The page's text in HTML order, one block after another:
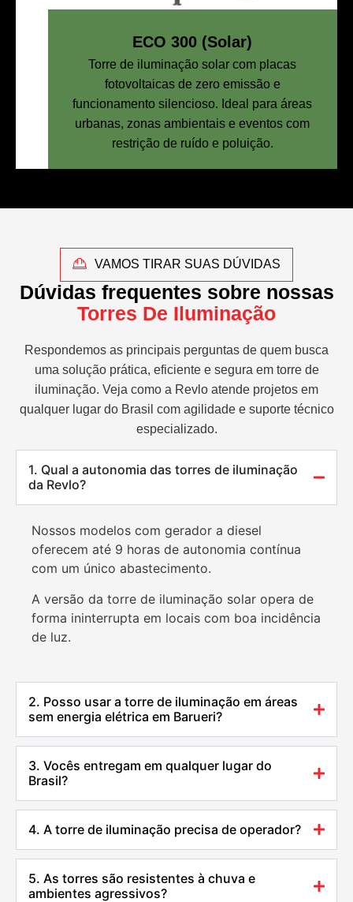
ECO 300 (Solar)
Torre de iluminação solar com placas
fotovoltaicas de zero emissão e
funcionamento silencioso. Ideal para áreas
urbanas, zonas ambientais e eventos com
restrição de ruído e poluição.
VAMOS TIRAR SUAS DÚVIDAS
Dúvidas frequentes sobre nossas
Torres De Iluminação
Respondemos as principais perguntas de quem busca
uma solução prática, eficiente e segura em torre de
iluminação. Veja como a Revlo atende projetos em
qualquer lugar do Brasil com agilidade e suporte técnico
especializado.
1. Qual a autonomia das torres de iluminação
da Revlo?
Nossos modelos com gerador a diesel
oferecem até 9 horas de autonomia contínua
com um único abastecimento.
A versão da torre de iluminação solar opera de
forma ininterrupta em locais com boa incidência
de luz.
2. Posso usar a torre de iluminação em áreas
sem energia elétrica em Barueri?
3. Vocês entregam em qualquer lugar do
Brasil?
4. A torre de iluminação precisa de operador?
5. As torres são resistentes à chuva e
ambientes agressivos?